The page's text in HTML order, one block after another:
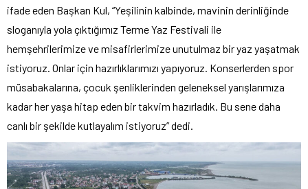
ifade eden Başkan Kul, “Yeşilinin kalbinde, mavinin derinliğinde
sloganıyla yola çıktığımız Terme Yaz Festivali ile
hemşehrilerimize ve misafirlerimize unutulmaz bir yaz yaşatmak
istiyoruz. Onlar için hazırlıklarımızı yapıyoruz. Konserlerden spor
müsabakalarına, çocuk şenliklerinden geleneksel yarışlarımıza
kadar her yaşa hitap eden bir takvim hazırladık. Bu sene daha
canlı bir şekilde kutlayalım istiyoruz” dedi.